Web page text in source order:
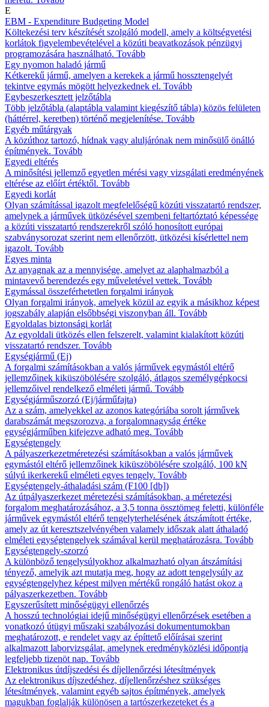
E
EBM - Expenditure Budgeting Model
Költekezési terv készítését szolgáló modell, amely a költségvetési
korlátok figyelembevételével a közúti beavatkozások pénzügyi
programozására használható. Tovább
Egy nyomon haladó jármű
Kétkerekű jármű, amelyen a kerekek a jármű hossztengelyét
tekintve egymás mögött helyezkednek el. Tovább
Egybeszerkesztett jelzőtábla
Több jelzőtábla (alaptábla valamint kiegészítő tábla) közös felületen
(háttérrel, keretben) történő megjelenítése. Tovább
Egyéb műtárgyak
A közúthoz tartozó, hídnak vagy aluljárónak nem minősülő önálló
építmények. Tovább
Egyedi eltérés
A minősítési jellemző egyetlen mérési vagy vizsgálati eredményének
eltérése az előírt értéktől. Tovább
Egyedi korlát
Olyan számítással igazolt megfelelőségű közúti visszatartó rendszer,
amelynek a járművek ütközésével szembeni feltartóztató képessége
a közúti visszatartó rendszerekről szóló honosított európai
szabványsorozat szerint nem ellenőrzött, ütközési kísérlettel nem
igazolt. Tovább
Egyes minta
Az anyagnak az a mennyisége, amelyet az alaphalmazból a
mintavevő berendezés egy műveletével vettek. Tovább
Egymással összeférhetetlen forgalmi irányok
Olyan forgalmi irányok, amelyek közül az egyik a másikhoz képest
jogszabály alapján elsőbbségi viszonyban áll. Tovább
Egyoldalas biztonsági korlát
Az egyoldali ütközés ellen felszerelt, valamint kialakított közúti
visszatartó rendszer. Tovább
Egységjármű (Ej)
A forgalmi számításokban a valós járművek egymástól eltérő
jellemzőinek kiküszöbölésére szolgáló, átlagos személygépkocsi
jellemzőivel rendelkező elméleti jármű. Tovább
Egységjárműszorzó (Ej/járműfajta)
Az a szám, amelyekkel az azonos kategóriába sorolt járművek
darabszámát megszorozva, a forgalomnagyság értéke
egységjárműben kifejezve adható meg. Tovább
Egységtengely
A pályaszerkezetméretezési számításokban a valós járművek
egymástól eltérő jellemzőinek kiküszöbölésére szolgáló, 100 kN
súlyú ikerkerekű elméleti egyes tengely. Tovább
Egységtengely-áthaladási szám (F100 [db])
Az útpályaszerkezet méretezési számításokban, a méretezési
forgalom meghatározásához, a 3,5 tonna össztömeg feletti, különféle
járművek egymástól eltérő tengelyterhelésének átszámított értéke,
amely az út keresztszelvényében valamely időszak alatt áthaladó
elméleti egységtengelyek számával kerül meghatározásra. Tovább
Egységtengely-szorzó
A különböző tengelysúlyokhoz alkalmazható olyan átszámítási
tényező, amelyik azt mutatja meg, hogy az adott tengelysúly az
egységtengelyhez képest milyen mértékű rongáló hatást okoz a
pályaszerkezetben. Tovább
Egyszerűsített minőségügyi ellenőrzés
A hosszú technológiai idejű minőségügyi ellenőrzések esetében a
vonatkozó útügyi műszaki szabályozási dokumentumokban
meghatározott, e rendelet vagy az építtető előírásai szerint
alkalmazott laborvizsgálat, amelynek eredményközlési időpontja
legfeljebb tizenöt nap. Tovább
Elektronikus útdíjszedési és díjellenőrzési létesítmények
Az elektronikus díjszedéshez, díjellenőrzéshez szükséges
létesítmények, valamint egyéb sajtos építmények, amelyek
magukban foglalják különösen a tartószerkezeteket és a